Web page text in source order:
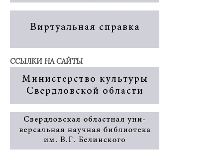
ССЫЛКИ НА САЙТЫ